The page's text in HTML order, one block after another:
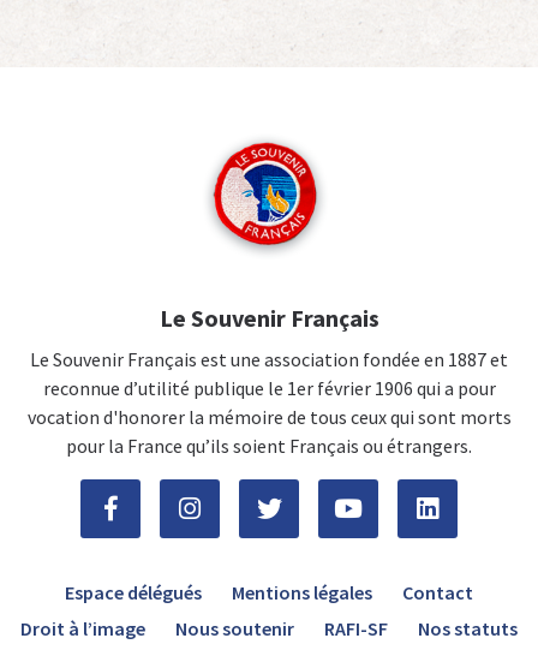
Le Souvenir Français
Le Souvenir Français est une association fondée en 1887 et
reconnue d’utilité publique le 1er février 1906 qui a pour
vocation d'honorer la mémoire de tous ceux qui sont morts
pour la France qu’ils soient Français ou étrangers.
Espace délégués Mentions légales
Contact
Droit à l’image
Nous soutenir RAFI-SF Nos statuts